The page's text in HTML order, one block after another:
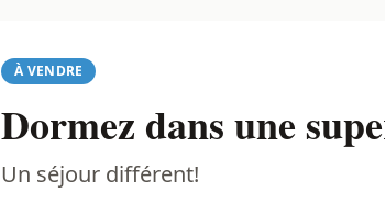
À VENDRE
Dormez dans une
Un séjour différent!